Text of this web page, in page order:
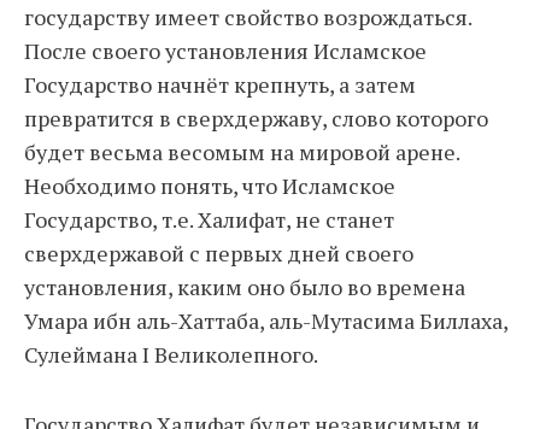
государству имеет свойство возрождаться.
После своего установления Исламское
Государство начнёт крепнуть, а затем
превратится в сверхдержаву, слово которого
будет весьма весомым на мировой арене.
Необходимо понять, что Исламское
Государство, т.е. Халифат, не станет
сверхдержавой с первых дней своего
установления, каким оно было во времена
Умара ибн аль-Хаттаба, аль-Мутасима Биллаха,
Сулеймана I Великолепного.